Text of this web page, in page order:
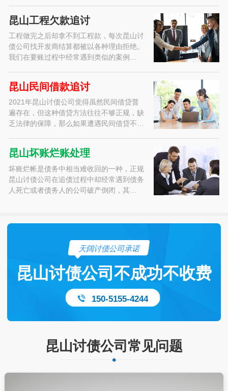
昆山工程欠款追讨
工程做完之后却拿不到工程款，每次昆山讨
债公司找开发商结算都被以各种理由拒绝。
我们在要账过程中经常遇到类似的案例…
昆山民间借款追讨
2021年昆山讨债公司觉得虽然民间借贷普
遍存在，但这种借贷方法往往不够正规，缺
乏法律的保障，那么如果遭遇民间借贷不…
昆山坏账烂账处理
坏账烂帐是债务中相当难收回的一种，正规
昆山讨债公司在追债过程中却经常遇到债务
人死亡或者债务人的公司破产倒闭，其…
天阔讨债公司承诺
昆山讨债公司不成功不收费
150-5155-4244
昆山讨债公司常见问题